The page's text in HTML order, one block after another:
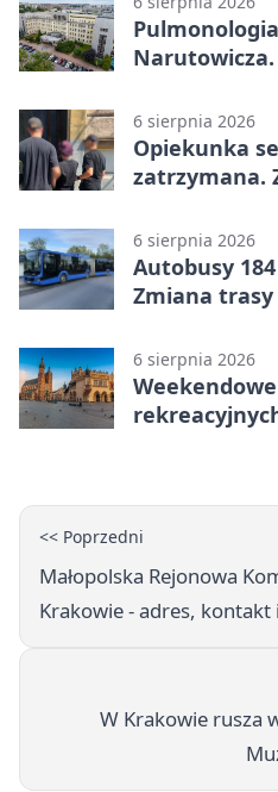
6 sierpnia 2026
Opiekunka
zatrzymana.
6 sierpnia 2026
Autobusy
Zmiana
6 sierpnia 2026
<< Poprzedni
Małopolska Rejonowa
Krakowie - adres, kontakt
W Krakowie rusza